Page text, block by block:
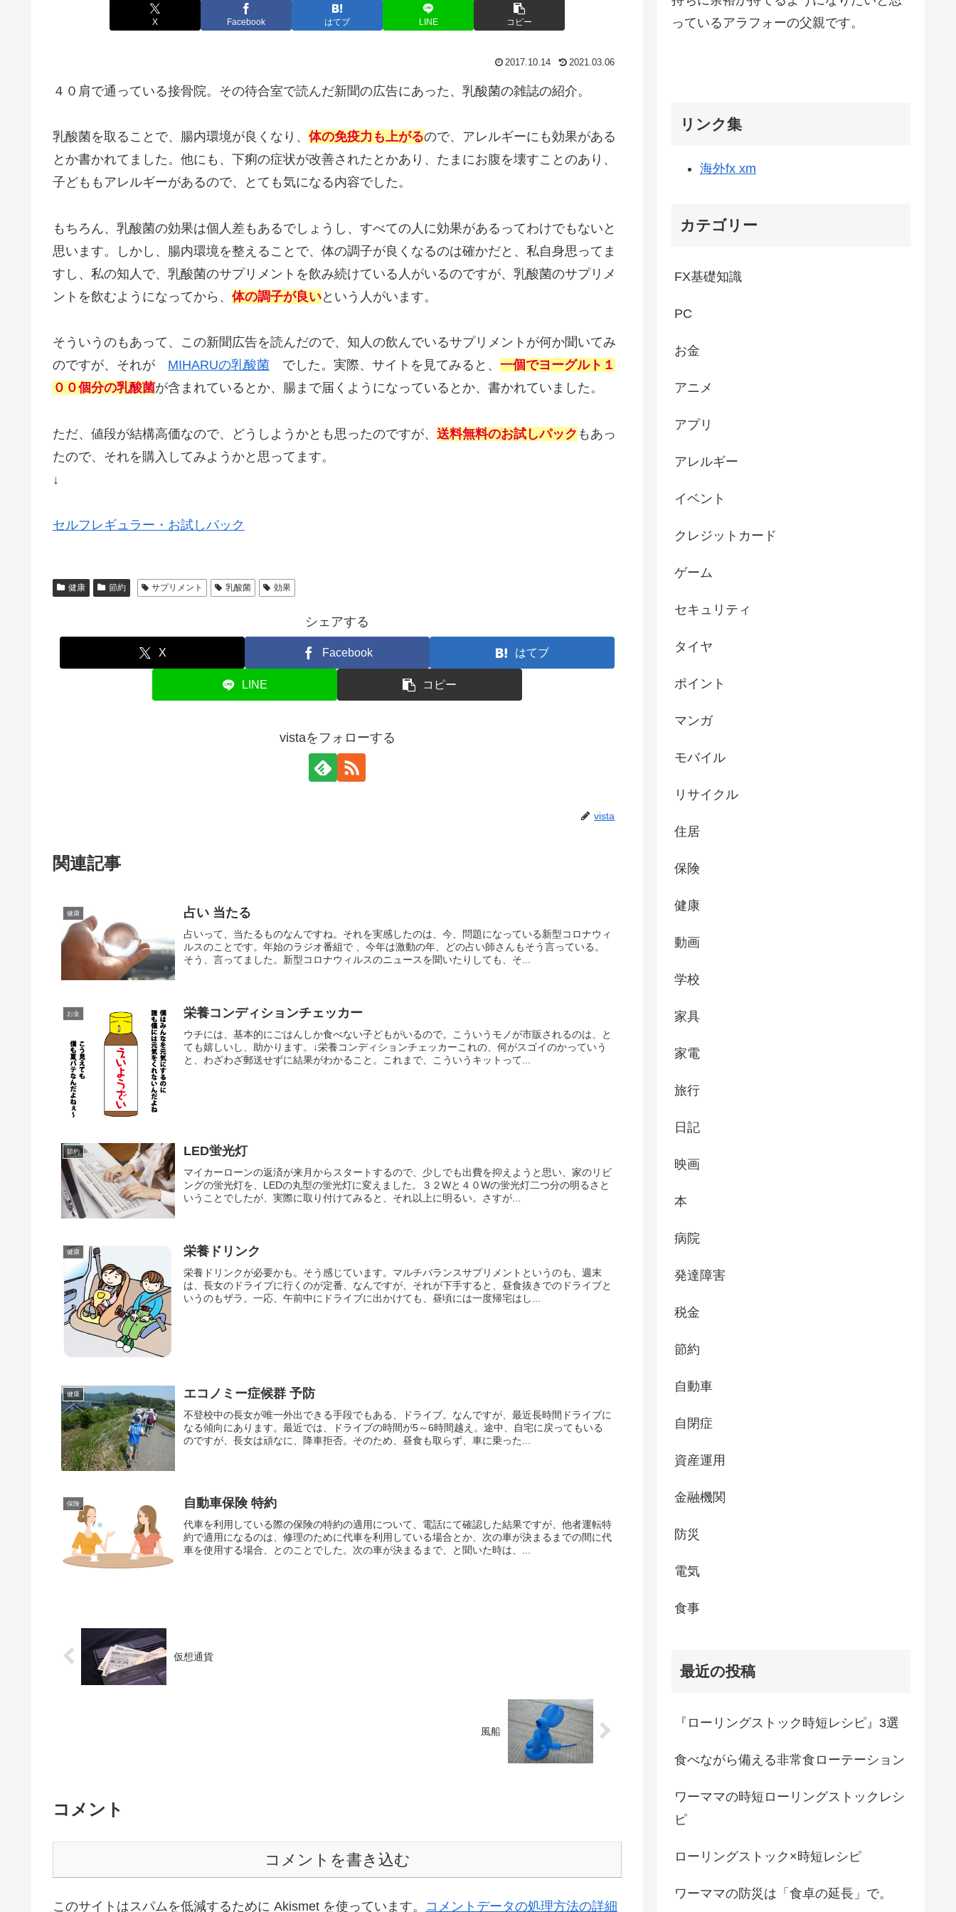
X Facebook はてブ LINE コピー
2017.10.14 2021.03.06
４０肩で通っている接骨院。その待合室で読んだ新聞の広告にあった、乳酸菌の雑誌の紹介。
乳酸菌を取ることで、腸内環境が良くなり、 体の免疫力も上がるので、アレルギーにも効果がある
とか書かれてました。他にも、下痢の症状が改善されたとかあり、たまにお腹を壊すことのあり、
子どももアレルギーがあるので、とても気になる内容でした。
もちろん、乳酸菌の効果は個人差もあるでしょうし、すべての人に効果があるってわけでもないと
思います。しかし、腸内環境を整えることで、体の調子が良くなるのは確かだと、私自身思ってま
すし、私の知人で、乳酸菌のサプリメントを飲み続けている人がいるのですが、乳酸菌のサプリメ
ントを飲むようになってから、 体の調子が良いという人がいます。
そういうのもあって、この新聞広告を読んだので、知人の飲んでいるサプリメントが何か聞いてみ
のですが、それが MIHARUの乳酸菌 でした。実際、サイトを見てみると、 一個でヨーグルト１
００個分の乳酸菌が含まれているとか、腸まで届くようになっているとか、書かれていました。
ただ、値段が結構高価なので、どうしようかとも思ったのですが、 送料無料のお試しパック もあっ
たので、それを購入してみようかと思ってます。
↓
セルフレギュラー・お試しパック
健康 節約 サプリメント 乳酸菌 効果
シェアする
X Facebook はてブ
LINE コピー
vistaをフォローする
vista
関連記事
健康 占い 当たる
占いって、当たるものなんですね。それを実感したのは、今、問題になっている新型コロナウィ
ルスのことです。年始のラジオ番組で 、今年は激動の年、どの占い師さんもそう言っている。
そう、言ってました。新型コロナウィルスのニュースを聞いたりしても、そ...
お金 栄養コンディションチェッカー
ウチには、基本的にごはんしか食べない子どもがいるので。こういうモノが市販されるのは、と
ても嬉しいし、助かります。↓栄養コンディションチェッカーこれの、何がスゴイのかっていう
と、わざわざ郵送せずに結果がわかること。これまで、こういうキットって...
節約 LED蛍光灯
マイカーローンの返済が来月からスタートするので、少しでも出費を抑えようと思い、家のリビ
ングの蛍光灯を、LEDの丸型の蛍光灯に変えました。３２Wと４０Wの蛍光灯二つ分の明るさと
いうことでしたが、実際に取り付けてみると、それ以上に明るい。さすが...
健康 栄養ドリンク
栄養ドリンクが必要かも。そう感じています。マルチバランスサプリメントというのも、週末
は、長女のドライブに行くのが定番、なんですが、それが下手すると、昼食抜きでのドライブと
いうのもザラ。一応、午前中にドライブに出かけても、昼頃には一度帰宅はし...
健康 エコノミー症候群 予防
不登校中の長女が唯一外出できる手段でもある、ドライブ。なんですが、最近長時間ドライブに
なる傾向にあります。最近では、ドライブの時間が5～6時間越え。途中、自宅に戻ってもいる
のですが、長女は頑なに、降車拒否。そのため、昼食も取らず、車に乗った...
保険 自動車保険 特約
代車を利用している際の保険の特約の適用について、電話にて確認した結果ですが、他者運転特
約で適用になるのは、修理のために代車を利用している場合とか、次の車が決まるまでの間に代
車を使用する場合、とのことでした。次の車が決まるまで、と聞いた時は、...
仮想通貨
風船
コメント
コメントを書き込む
このサイトはスパムを低減するために Akismet を使っています。 コメントデータの処理方法の詳細
っているアラフォーの父親です。
リンク集
海外fx xm
カテゴリー
FX基礎知識
PC
お金
アニメ
アプリ
アレルギー
イベント
クレジットカード
ゲーム
セキュリティ
タイヤ
ポイント
マンガ
モバイル
リサイクル
住居
保険
健康
動画
学校
家具
家電
旅行
日記
映画
本
病院
発達障害
税金
節約
自動車
自閉症
資産運用
金融機関
防災
電気
食事
最近の投稿
『ローリングストック時短レシピ』3選
食べながら備える非常食ローテーション
ワーママの時短ローリングストックレシ
ピ
ローリングストック×時短レシピ
ワーママの防災は「食卓の延長」で。